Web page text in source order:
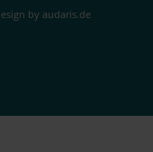
by audaris.de